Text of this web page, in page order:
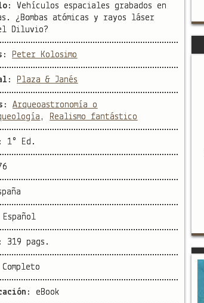
Vehículos espaciales grabados en
¿Bombas atómicas y rayos láser
Diluvio?
Peter Kolosimo
Plaza & Janés
s:Arqueoastronomía o
, Realismo fantástico
1° Ed.
Español
319 pags.
Completo
eBook